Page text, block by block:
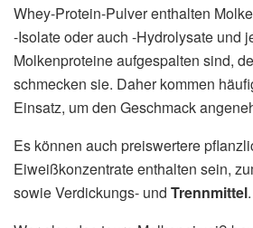
Whey-Protein-Pulver enthalten
-Isolate oder auch -Hydrolysate und
Molkenproteine aufgespalten sind,
schmecken sie. Daher kommen
Einsatz, um den Geschmack
Es können auch preiswertere
Eiweißkonzentrate enthalten sein,
sowie Verdickungs- und Trennmittel.